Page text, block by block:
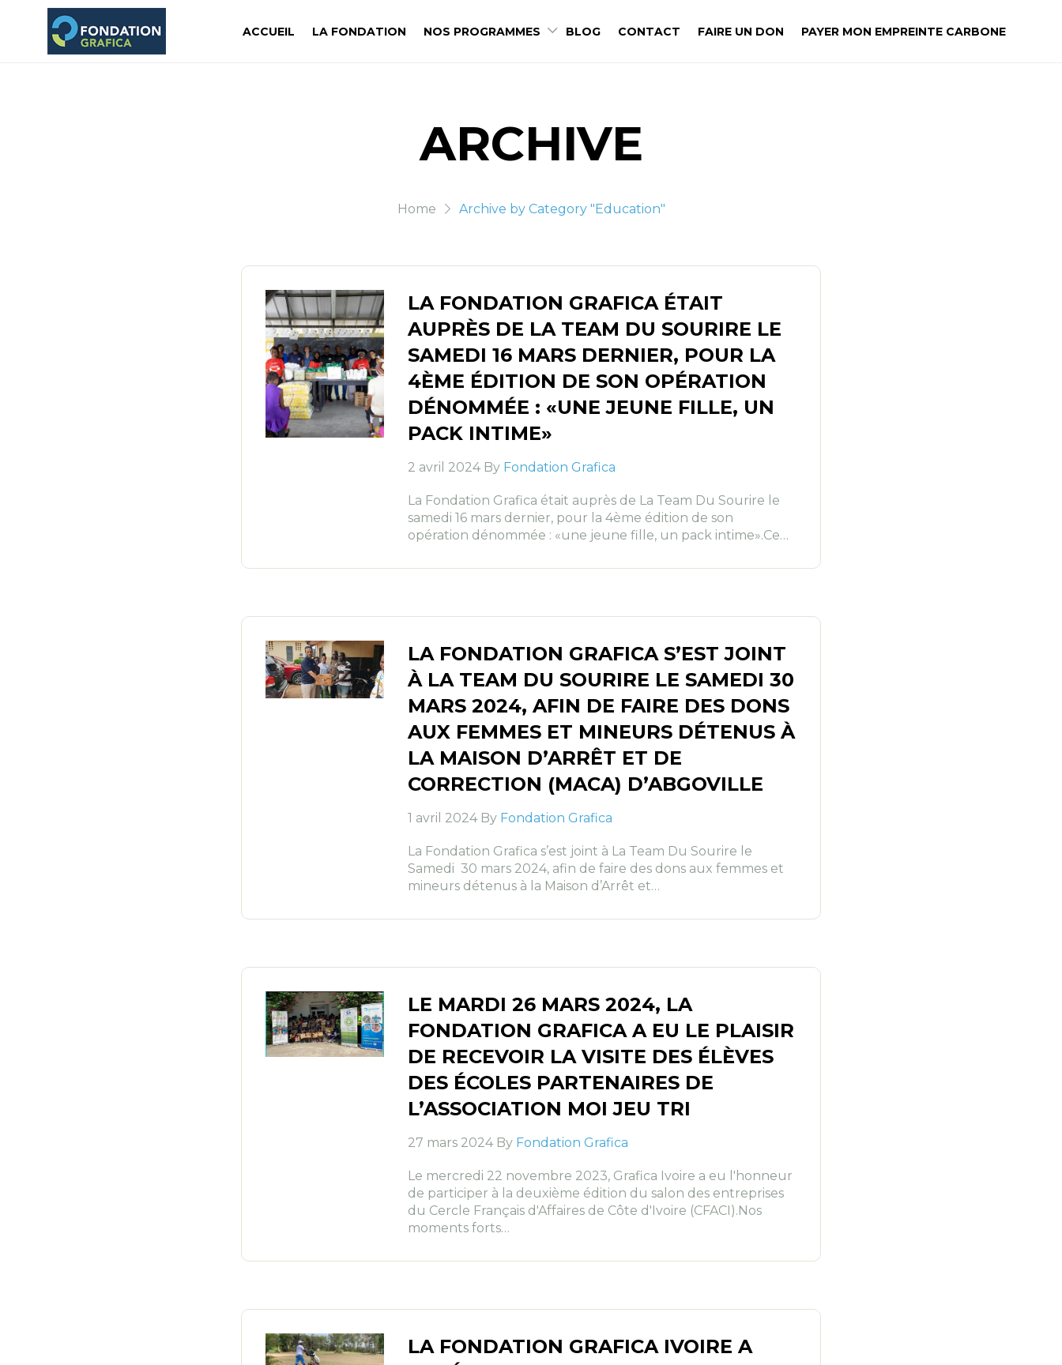
ACCUEIL LA FONDATION NOS PROGRAMMES BLOG CONTACT FAIRE UN DON PAYER MON EMPREINTE CARBONE
ARCHIVE
Home Archive by Category "Education"
LA FONDATION GRAFICA ÉTAIT
AUPRÈS DE LA TEAM DU SOURIRE LE
SAMEDI 16 MARS DERNIER, POUR LA
4ÈME ÉDITION DE SON OPÉRATION
DÉNOMMÉE : «UNE JEUNE FILLE, UN
PACK INTIME»
2 avril 2024 By Fondation Grafica
La Fondation Grafica était auprès de La Team Du Sourire le
samedi 16 mars dernier, pour la 4ème édition de son
opération dénommée : «une jeune fille, un pack intime».Ce…
LA FONDATION GRAFICA S’EST JOINT
À LA TEAM DU SOURIRE LE SAMEDI 30
MARS 2024, AFIN DE FAIRE DES DONS
AUX FEMMES ET MINEURS DÉTENUS À
LA MAISON D’ARRÊT ET DE
CORRECTION (MACA) D’ABGOVILLE
1 avril 2024 By Fondation Grafica
La Fondation Grafica s’est joint à La Team Du Sourire le
Samedi 30 mars 2024, afin de faire des dons aux femmes et
mineurs détenus à la Maison d’Arrêt et…
LE MARDI 26 MARS 2024, LA
FONDATION GRAFICA A EU LE PLAISIR
DE RECEVOIR LA VISITE DES ÉLÈVES
DES ÉCOLES PARTENAIRES DE
L’ASSOCIATION MOI JEU TRI
27 mars 2024 By Fondation Grafica
Le mercredi 22 novembre 2023, Grafica Ivoire a eu l'honneur
de participer à la deuxième édition du salon des entreprises
du Cercle Français d'Affaires de Côte d'Ivoire (CFACI).Nos
moments forts…
LA FONDATION GRAFICA IVOIRE A